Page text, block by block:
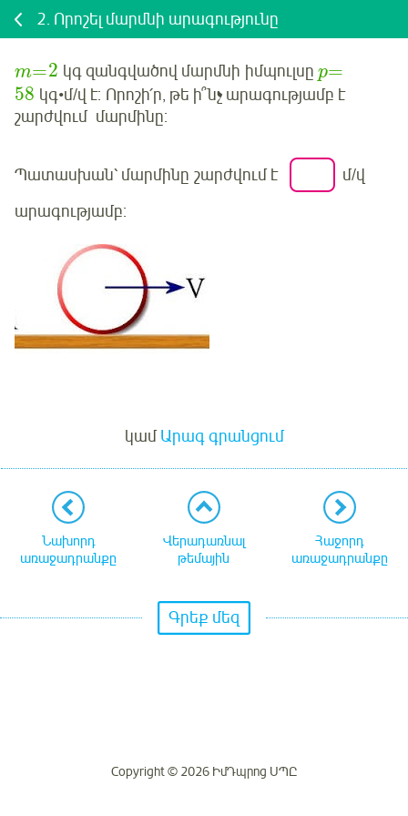
2. Որոշել մարմնի արագությունը
m=2 կգ զանգվածով մարմնի իմպուլսը p=
58 կգ•մ/վ է: Որոշի՛ր, թե ի՞նչ արագությամբ է
շարժվում մարմինը:
Պատասխան՝ մարմինը շարժվում է
մ/վ
արագությամբ:
կամԱրագ գրանցում
Նախորդ
առաջադրանքը
Վերադառնալ
թեմային
Հաջորդ
առաջադրանքը
Գրեք մեզ
Copyright © 2026 ԻմԴպրոց ՍՊԸ